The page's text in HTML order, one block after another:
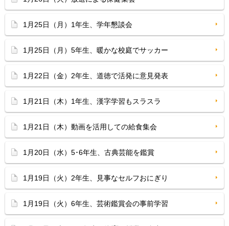
1月25日（月）1年生、学年懇談会
1月25日（月）5年生、暖かな校庭でサッカー
1月22日（金）2年生、道徳で活発に意見発表
1月21日（木）1年生、漢字学習もスラスラ
1月21日（木）動画を活用しての給食集会
1月20日（水）5･6年生、古典芸能を鑑賞
1月19日（火）2年生、見事なセルフおにぎり
1月19日（火）6年生、芸術鑑賞会の事前学習